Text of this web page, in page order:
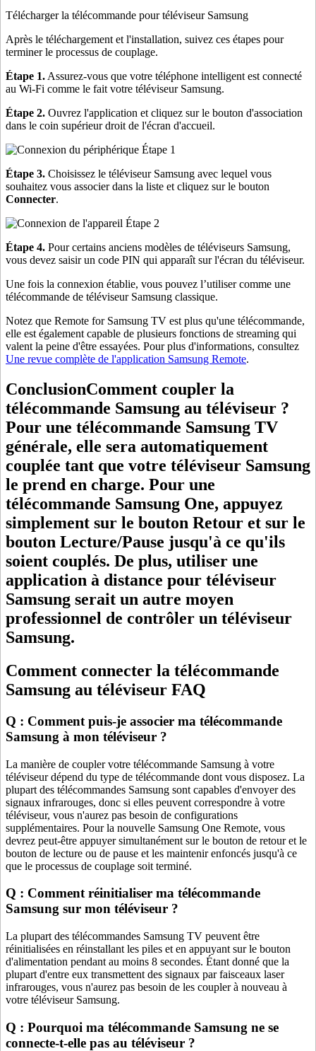
Télécharger la télécommande pour téléviseur Samsung
Après le téléchargement et l'installation, suivez ces étapes pour
terminer le processus de couplage.
Étape 1. Assurez-vous que votre téléphone intelligent est connecté
au Wi-Fi comme le fait votre téléviseur Samsung.
Étape 2. Ouvrez l'application et cliquez sur le bouton d'association
dans le coin supérieur droit de l'écran d'accueil.
Étape 3. Choisissez le téléviseur Samsung avec lequel vous
souhaitez vous associer dans la liste et cliquez sur le bouton
Connecter.
Étape 4. Pour certains anciens modèles de téléviseurs Samsung,
vous devez saisir un code PIN qui apparaît sur l'écran du téléviseur.
Une fois la connexion établie, vous pouvez l’utiliser comme une
télécommande de téléviseur Samsung classique.
Notez que Remote for Samsung TV est plus qu'une télécommande,
elle est également capable de plusieurs fonctions de streaming qui
valent la peine d'être essayées. Pour plus d'informations, consultez
Une revue complète de l'application Samsung Remote.
ConclusionComment coupler la
télécommande Samsung au téléviseur ?
Pour une télécommande Samsung TV
générale, elle sera automatiquement
couplée tant que votre téléviseur Samsung
le prend en charge. Pour une
télécommande Samsung One, appuyez
simplement sur le bouton Retour et sur le
bouton Lecture/Pause jusqu'à ce qu'ils
soient couplés. De plus, utiliser une
application à distance pour téléviseur
Samsung serait un autre moyen
professionnel de contrôler un téléviseur
Samsung.
Comment connecter la télécommande
Samsung au téléviseur FAQ
Q : Comment puis-je associer ma télécommande
Samsung à mon téléviseur ?
La manière de coupler votre télécommande Samsung à votre
téléviseur dépend du type de télécommande dont vous disposez. La
plupart des télécommandes Samsung sont capables d'envoyer des
signaux infrarouges, donc si elles peuvent correspondre à votre
téléviseur, vous n'aurez pas besoin de configurations
supplémentaires. Pour la nouvelle Samsung One Remote, vous
devrez peut-être appuyer simultanément sur le bouton de retour et le
bouton de lecture ou de pause et les maintenir enfoncés jusqu'à ce
que le processus de couplage soit terminé.
Q : Comment réinitialiser ma télécommande
Samsung sur mon téléviseur ?
La plupart des télécommandes Samsung TV peuvent être
réinitialisées en réinstallant les piles et en appuyant sur le bouton
d'alimentation pendant au moins 8 secondes. Étant donné que la
plupart d'entre eux transmettent des signaux par faisceaux laser
infrarouges, vous n'aurez pas besoin de les coupler à nouveau à
votre téléviseur Samsung.
Q : Pourquoi ma télécommande Samsung ne se
connecte-t-elle pas au téléviseur ?